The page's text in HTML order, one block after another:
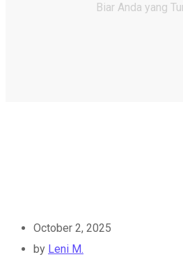
Biar Anda yang
October 2, 2025
by Leni M.